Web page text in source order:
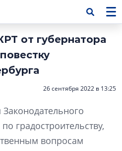
от губернатора
26 сентября 2022 в 13:25
градостроительству,
вопросам